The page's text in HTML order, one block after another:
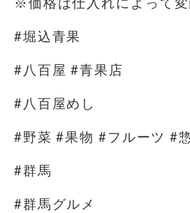
#堀込青果
#八百屋 #青果店
#八百屋めし
#野菜 #果物 #フルーツ #
#群馬
#群馬グルメ